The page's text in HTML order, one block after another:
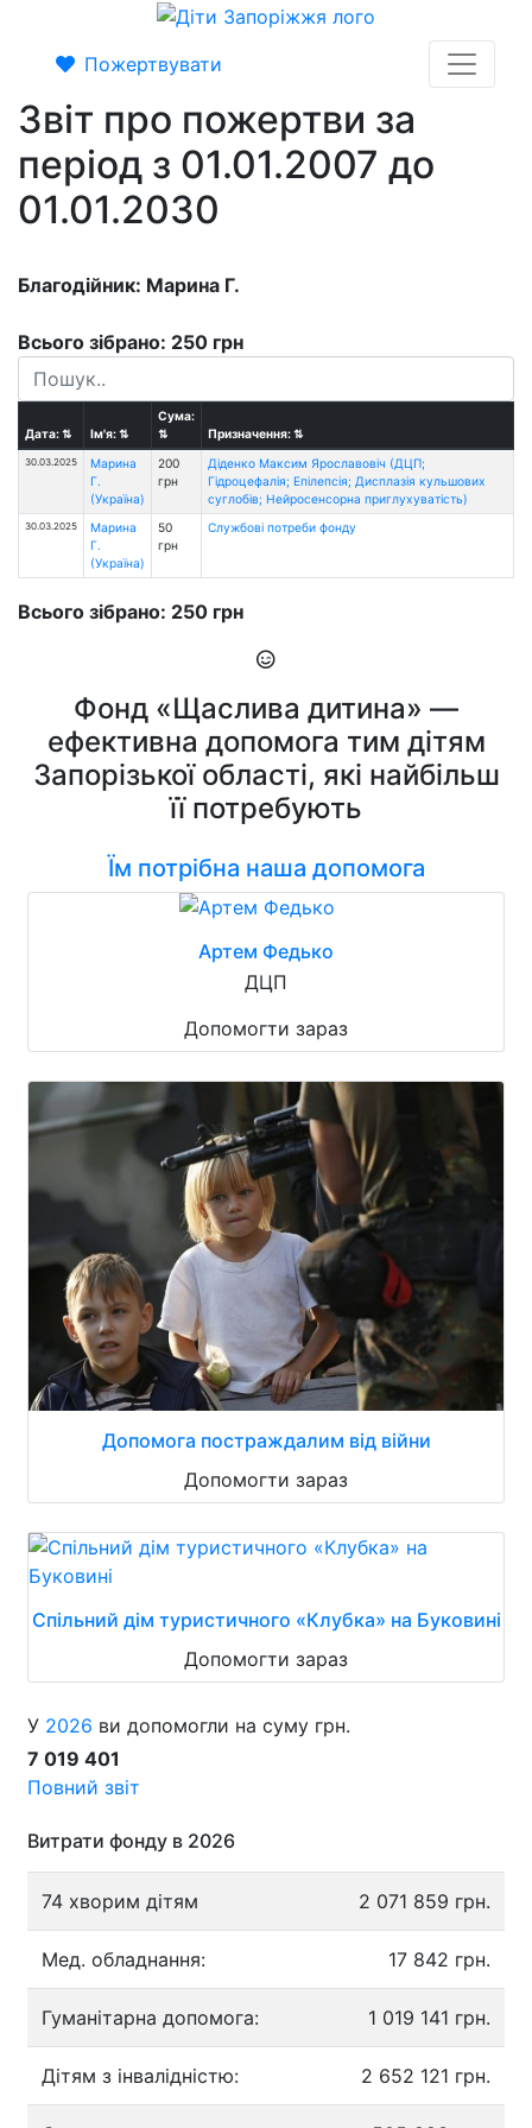
Пожертвувати
Звіт про пожертви за
період з 01.01.2007 до
01.01.2030
Благодійник: Марина Г.
Всього зібрано: 250 грн
Дата:⇅ Ім'я:⇅
Сума:
⇅
Призначення:⇅
30.03.2025
Марина
Г.
(Україна)
200
грн
Діденко Максим Ярославовіч (ДЦП;
Гідроцефалія; Епілепсія; Дисплазія кульшових
суглобів; Нейросенсорна приглухуватість)
30.03.2025
Марина
Г.
(Україна)
50
грн
Службові потреби фонду
Всього зібрано: 250 грн
Фонд «Щаслива дитина» —
ефективна допомога тим дітям
Запорізької області, які найбільш
її потребують
Їм потрібна наша допомога
Артем Федько
ДЦП
Допомогти зараз
Допомога постраждалим від війни
Допомогти зараз
Спільний дім туристичного «Клубка» на Буковині
Допомогти зараз
У 2026 ви допомогли на суму грн.
7 019 401
Повний звіт
Витрати фонду в 2026
74 хворим дітям 2 071 859 грн.
Мед. обладнання: 17 842 грн.
Гуманітарна допомога: 1 019 141 грн.
Дітям з інвалідністю: 2 652 121 грн.